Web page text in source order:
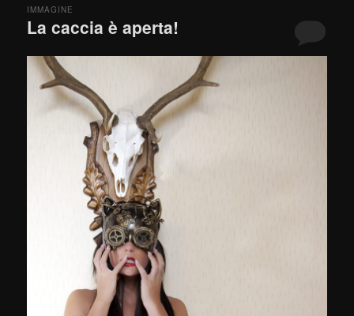
La caccia è aperta!
IMMAGINE